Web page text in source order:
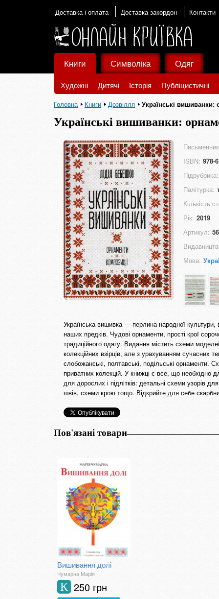
Доставка і оплата Доставка закордон Контакти
Книги
Художні Дитячі Історія Публіцистичні
Символіка Одяг
Головна Книги Дозвілля Українські вишиванки:
Українські вишиванки:
ISBN: 978-
Підрубрика:
Палітурка:
Кількість
Рік: 2019
Артикул:
Мова:
Українська вишивка — перлина народної культури,
наших предків. Чудові орнаменти, прості крої
традиційного одягу. Видання містить схеми
колекційних взірців, але з урахуванням сучасних
слобожанські, полтавські, подільські орнаменти.
приватних колекцій. У книжці є все, що необхідно
для дорослих і підлітків: детальні схеми узорів
швів, схеми крою тощо. Відкрийте для себе
Пов'язані товари
Вишивання долі
Чумарна Марія
250 грн
К